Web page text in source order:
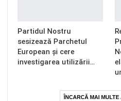
Partidul Nostru
sesizează Parchetul
European și cere
investigarea utilizării…
ÎNCARCĂ MAI MULTE